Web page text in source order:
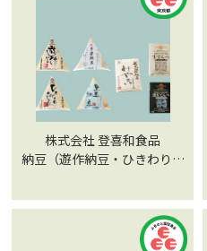
株式会社 登喜和食品
納豆（遊作納豆・ひきわり納
蔵府中納豆 けやき）／生て
んぺ（生てんぺ・黒生てん